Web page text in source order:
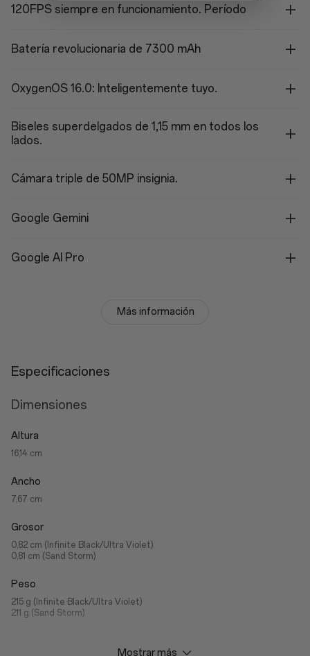
120FPS siempre en funcionamiento. Período
Batería revolucionaria de 7300 mAh
OxygenOS 16.0: Inteligentemente tuyo.
Biseles superdelgados de 1,15 mm en todos los
lados.
Cámara triple de 50MP insignia.
Google Gemini
Google AI Pro
Más información
Especificaciones
Dimensiones
Altura
16,14 cm
Ancho
7,67 cm
Grosor
0,82 cm (Infinite Black/Ultra Violet)
0,81 cm (Sand Storm)
Peso
215 g (Infinite Black/Ultra Violet)
211 g (Sand Storm)
Mostrar más